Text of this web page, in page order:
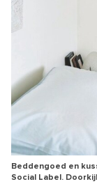
Beddengoed en
Social Label.